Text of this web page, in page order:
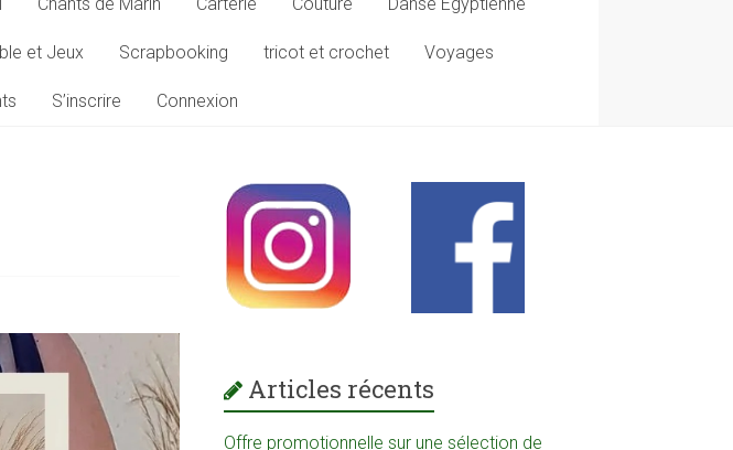
et Jeux Scrapbooking tricot et crochet Voyages
S’inscrire Connexion
Articles récents
Offre promotionnelle sur une sélection de